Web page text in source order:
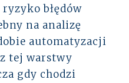
błędów
na analizę
automatyzacji
tej warstwy
gdy chodzi